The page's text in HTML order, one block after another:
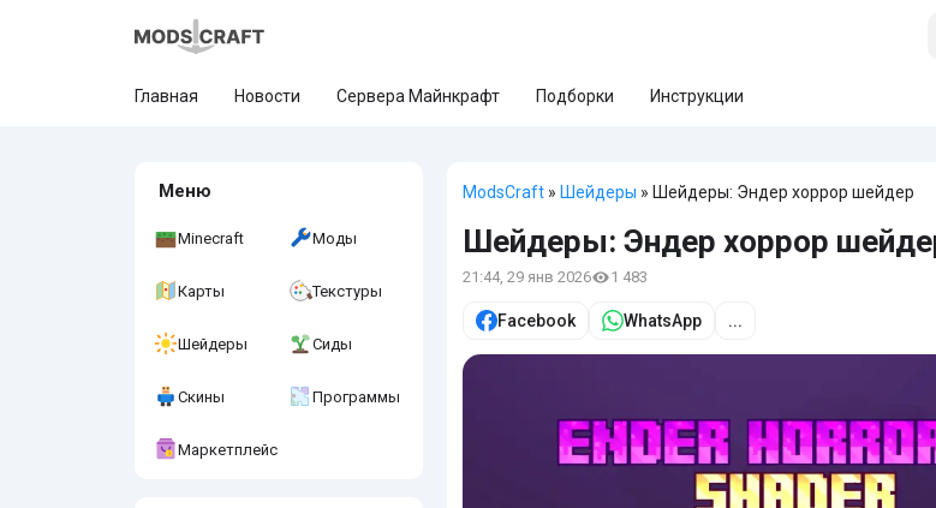
Главная Новости Сервера Майнкрафт Подборки Инструкции
Меню
Minecraft Моды
Карты Текстуры
Шейдеры Сиды
Скины Программы
Маркетплейс
ModsCraft » Шейдеры » Шейдеры: Эндер хоррор шейдер
Шейдеры: Эндер хоррор
21:44, 29 янв 2026 1 483
Facebook WhatsApp ...